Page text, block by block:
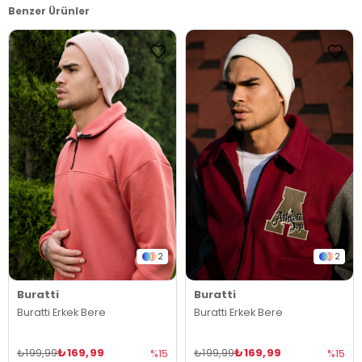
Benzer Ürünler
2
Buratti
Buratti Erkek Bere
₺169,99
₺199,99 %15
2
Buratti
Buratti Erkek Bere
₺169,99
₺199,99 %15